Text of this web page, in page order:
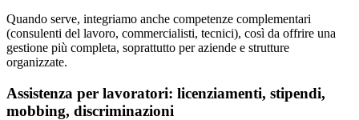
Quando serve, integriamo anche competenze complementari
(consulenti del lavoro, commercialisti, tecnici), così da offrire una
gestione più completa, soprattutto per aziende e strutture
organizzate.
Assistenza per lavoratori: licenziamenti, stipendi,
mobbing, discriminazioni